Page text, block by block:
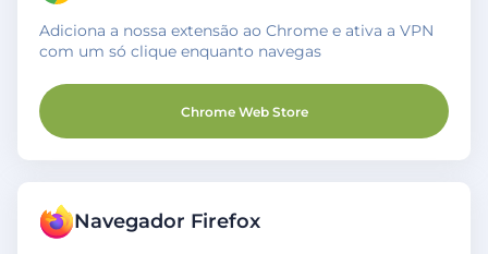
Adiciona a nossa extensão ao Chrome e ativa a VPN
com um só clique enquanto navegas
Chrome Web Store
Navegador Firefox